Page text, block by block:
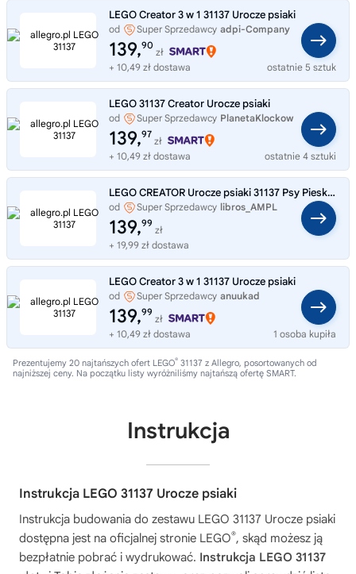
LEGO Creator 3 w 1 31137 Urocze psiaki
od Super Sprzedawcy adpi-Company
139,90
zł
+ 10,49 zł dostawa
ostatnie 5 sztuk
LEGO 31137 Creator Urocze psiaki
od Super Sprzedawcy PlanetaKlockow
139,97
zł
+ 10,49 zł dostawa
ostatnie 4 sztuki
LEGO CREATOR Urocze psiaki 31137 Psy Pieski 3 w 1
od Super Sprzedawcy libros_AMPL
139,99
zł
+ 19,99 zł dostawa
LEGO Creator 3 w 1 31137 Urocze psiaki
od Super Sprzedawcy anuukad
139,99
zł
+ 10,49 zł dostawa
1 osoba kupiła
Prezentujemy 20 najtańszych ofert LEGO® 31137 z Allegro, posortowanych od
najniższej ceny. Na początku listy wyróżniliśmy najtańszą ofertę SMART.
Instrukcja
Instrukcja LEGO 31137 Urocze psiaki
Instrukcja budowania do zestawu LEGO 31137 Urocze psiaki
dostępna jest na oficjalnej stronie LEGO®, skąd możesz ją
bezpłatnie pobrać i wydrukować. Instrukcja LEGO 31137